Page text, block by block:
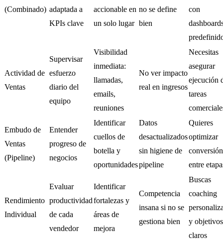
(Combinado) adaptada a
KPIs clave
accionable en
un solo lugar
no se define
bien
con
Actividad de
Ventas
Supervisar
esfuerzo
diario del
equipo
Visibilidad
inmediata:
llamadas,
emails,
reuniones
No ver impacto
real en ingresos
Necesitas
asegurar
ejecución
tareas
Embudo de
Ventas
(Pipeline)
Entender
progreso de
negocios
Identificar
cuellos de
botella y
oportunidades
Datos
desactualizados
sin higiene de
pipeline
Quieres
optimizar
conversión
entre
Rendimiento
Individual
Evaluar
productividad
de cada
vendedor
Identificar
fortalezas y
áreas de
mejora
Competencia
insana si no se
gestiona bien
Buscas
coaching
y objetivos
claros